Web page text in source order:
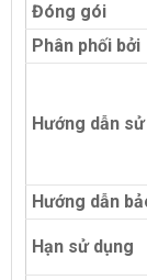
Đóng gói
Phân phối bởi
Hướng dẫn
Hướng dẫn
Hạn sử dụng